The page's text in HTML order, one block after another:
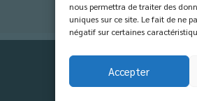
nous permettra de traiter des
uniques sur ce site. Le fait de ne
négatif sur certaines
Accepter